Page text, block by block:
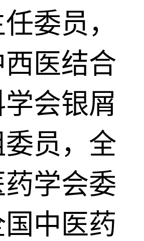
委员，
医结合
会银屑
员，全
药学会委
国中医药